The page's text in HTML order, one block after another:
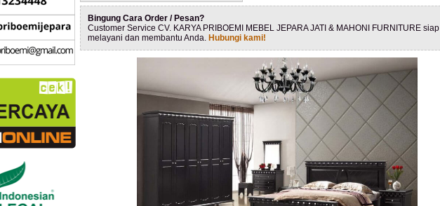
Bingung Cara Order / Pesan?
Customer Service CV. KARYA PRIBOEMI MEBEL JEPARA JATI & MAHONI FURNITURE siap
melayani dan membantu Anda. Hubungi kami!